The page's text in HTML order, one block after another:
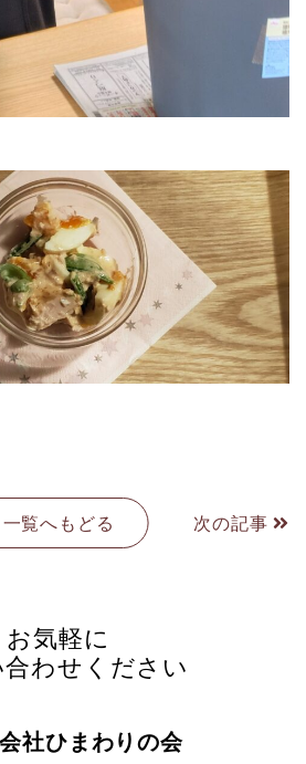
一覧へもどる 次の記事
お気軽に
わせください
社ひまわりの会